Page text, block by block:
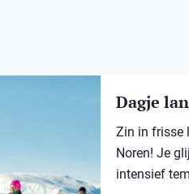
Dagje
Zin in frisse
Noren! Je
intensief